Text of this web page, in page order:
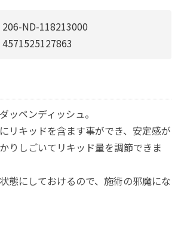
206-ND-118213000
4571525127863
ッペンディッシュ。
リキッドを含ます事ができ、安定感が
りしごいてリキッド量を調節できま
態にしておけるので、施術の邪魔にな